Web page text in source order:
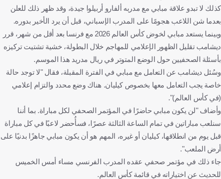
كذلك لا تبدو علاقة مبابي مع مدربه ألفارو أربيلوا جيدة، وقد ظهر ذلك للعلن
بعدما شن اللاعب هجومًا على المدرب الإسباني، قبل أن يرد الأخير بدوره.
وبينما يستعد مبابي لخوض كأس العالم 2026 مع فرنسا بعد أقل من شهر، قرر
ديشامب تقليل الظهور الإعلامي للمهاجم خلال البطولة، خشية تشتيت تركيزه
بأسئلة الصحفيين حول الوضع المتوتر في ريال مدريد هذا الموسم.
وسُئل ديشامب عن التعامل مع مبابي في الفترة المقبلة، فقال "لا توجد حالة
خاصة يجب التعامل معها بخصوص كيليان. هناك وضع محدد والتزام إعلامي
(في كأس العالم)".
وأضاف "لن يكون مبابي حاضرًا في المؤتمر الصحفي لكل مباراة. بما أننا
سنلعب مباراتين في تمام الساعة الثالثة عصرًا، فسأُحضر لاعبًا في كل مباراة
قبل يوم من انطلاقها، كيليان أو غيره، المهم هو أن يكون مبابي جاهزًا بدنيًا على
أرض الملعب".
جاء ذلك في مؤتمر صحفي عقده المدرب الفرنسي مساء أمس الخميس
للحديث عن اختياراته في قائمة كأس العالم.